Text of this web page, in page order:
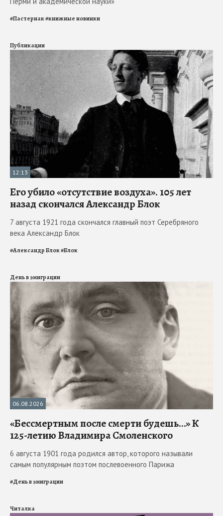
#Пастернак#книжные новинки
Публикации
12:13
Его убило «отсутствие воздуха». 105 лет
назад скончался Александр Блок
7 августа 1921 года скончался главный поэт Серебряного
века Александр Блок
#Александр Блок#Блок
День в эмиграции
06.08.2026
«Бессмертным после смерти будешь…» К
125-летию Владимира Смоленского
6 августа 1901 года родился автор, которого называли
самым популярным поэтом послевоенного Парижа
#День в эмиграции
Читалка